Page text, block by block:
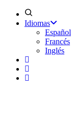
Idiomas
Español
Francés
Inglés